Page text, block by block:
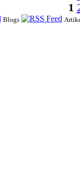
1
Blogs